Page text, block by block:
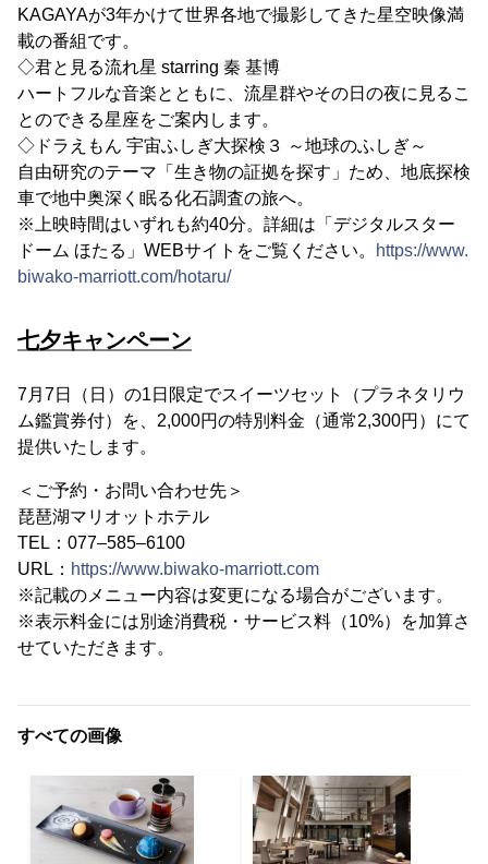
KAGAYAが3年かけて世界各地で撮影してきた星空映像満
載の番組です。
◇君と見る流れ星 starring 秦 基博
ハートフルな音楽とともに、流星群やその日の夜に見るこ
とのできる星座をご案内します。
◇ドラえもん 宇宙ふしぎ大探検３ ～地球のふしぎ～
自由研究のテーマ「生き物の証拠を探す」ため、地底探検
車で地中奥深く眠る化石調査の旅へ。
※上映時間はいずれも約40分。詳細は「デジタルスター
ドーム ほたる」WEBサイトをご覧ください。
https://www.
biwako-marriott.com/hotaru/
七夕キャンペーン
7月7日（日）の1日限定でスイーツセット（プラネタリウ
ム鑑賞券付）を、2,000円の特別料金（通常2,300円）にて
提供いたします。
＜ご予約・お問い合わせ先＞
琵琶湖マリオットホテル
TEL：077–585–6100
URL： https://www.biwako-marriott.com
※記載のメニュー内容は変更になる場合がございます。
※表示料金には別途消費税・サービス料（10%）を加算さ
せていただきます。
すべての画像